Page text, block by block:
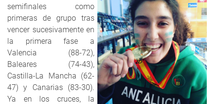
semifinales como
primeras de grupo tras
vencer sucesivamente en
la primera fase a
Valencia (88-72),
Baleares (74-43),
Castilla-La Mancha (62-
47) y Canarias (83-30).
Ya en los cruces, la